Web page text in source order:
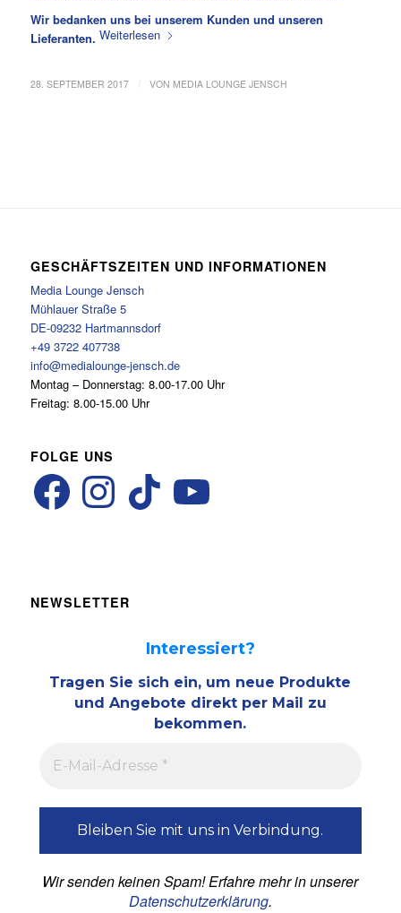
Wir bedanken uns bei unserem Kunden und unseren
Lieferanten. Weiterlesen
28. SEPTEMBER 2017 VON MEDIA LOUNGE JENSCH
GESCHÄFTSZEITEN UND INFORMATIONEN
Media Lounge Jensch
Mühlauer Straße 5
DE-09232 Hartmannsdorf
+49 3722 407738
info@medialounge-jensch.de
Montag – Donnerstag: 8.00-17.00 Uhr
Freitag: 8.00-15.00 Uhr
FOLGE UNS
NEWSLETTER
Interessiert?
Tragen Sie sich ein, um neue Produkte
und Angebote direkt per Mail zu
bekommen.
Wir senden keinen Spam! Erfahre mehr in unserer
Datenschutzerklärung.